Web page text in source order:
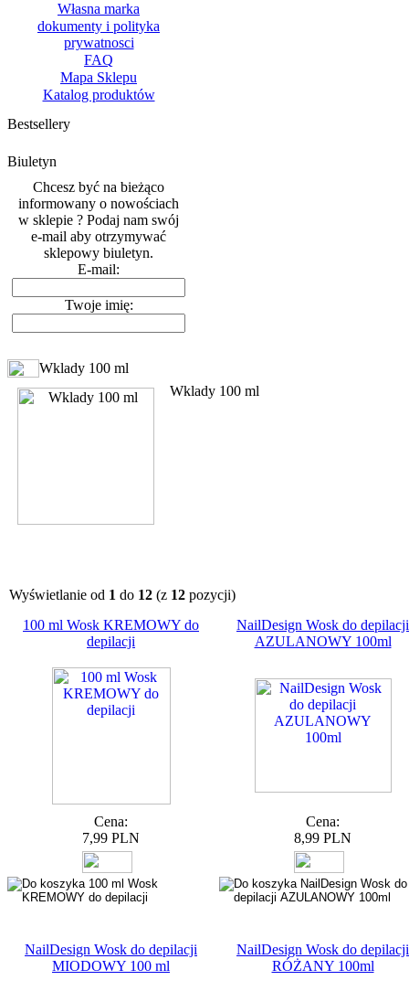
Własna marka
dokumenty i polityka
prywatnosci
FAQ
Mapa Sklepu
Katalog produktów
Bestsellery
Biuletyn
Chcesz być na bieżąco
informowany o nowościach
w sklepie ? Podaj nam swój
e-mail aby otrzymywać
sklepowy biuletyn.
E-mail:
Twoje imię:
Wklady 100 ml
Wklady 100 ml
Wyświetlanie od 1 do 12 (z 12 pozycji)
100 ml Wosk KREMOWY do
depilacji
Cena:
7,99 PLN
NailDesign Wosk do depilacji
AZULANOWY 100ml
Cena:
8,99 PLN
NailDesign Wosk do depilacji
MIODOWY 100 ml
NailDesign Wosk do depilacji
RÓŻANY 100ml